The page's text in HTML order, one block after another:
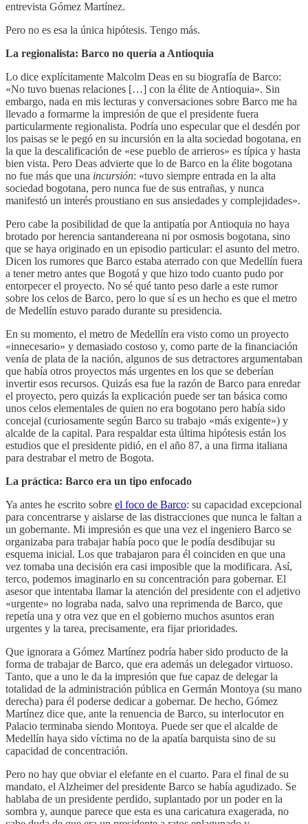
entrevista Gómez Martínez.
Pero no es esa la única hipótesis. Tengo más.
La regionalista: Barco no quería a Antioquia
Lo dice explícitamente Malcolm Deas en su biografía de Barco:
«No tuvo buenas relaciones […] con la élite de Antioquia». Sin
embargo, nada en mis lecturas y conversaciones sobre Barco me ha
llevado a formarme la impresión de que el presidente fuera
particularmente regionalista. Podría uno especular que el desdén por
los paisas se le pegó en su incursión en la alta sociedad bogotana, en
la que la descalificación de «ese pueblo de arrieros» es típica y hasta
bien vista. Pero Deas advierte que lo de Barco en la élite bogotana
no fue más que una incursión: «tuvo siempre entrada en la alta
sociedad bogotana, pero nunca fue de sus entrañas, y nunca
manifestó un interés proustiano en sus ansiedades y complejidades».
Pero cabe la posibilidad de que la antipatía por Antioquia no haya
brotado por herencia santandereana ni por osmosis bogotana, sino
que se haya originado en un episodio particular: el asunto del metro.
Dicen los rumores que Barco estaba aterrado con que Medellín fuera
a tener metro antes que Bogotá y que hizo todo cuanto pudo por
entorpecer el proyecto. No sé qué tanto peso darle a este rumor
sobre los celos de Barco, pero lo que sí es un hecho es que el metro
de Medellín estuvo parado durante su presidencia.
En su momento, el metro de Medellín era visto como un proyecto
«innecesario» y demasiado costoso y, como parte de la financiación
venía de plata de la nación, algunos de sus detractores argumentaban
que había otros proyectos más urgentes en los que se deberían
invertir esos recursos. Quizás esa fue la razón de Barco para enredar
el proyecto, pero quizás la explicación puede ser tan básica como
unos celos elementales de quien no era bogotano pero había sido
concejal (curiosamente según Barco su trabajo «más exigente») y
alcalde de la capital. Para respaldar esta última hipótesis están los
estudios que el presidente pidió, en el año 87, a una firma italiana
para destrabar el metro de Bogota.
La práctica: Barco era un tipo enfocado
Ya antes he escrito sobre el foco de Barco: su capacidad excepcional
para concentrarse y aislarse de las distracciones que nunca le faltan a
un gobernante. Mi impresión es que una vez el ingeniero Barco se
organizaba para trabajar había poco que le podía desdibujar su
esquema inicial. Los que trabajaron para él coinciden en que una
vez tomaba una decisión era casi imposible que la modificara. Así,
terco, podemos imaginarlo en su concentración para gobernar. El
asesor que intentaba llamar la atención del presidente con el adjetivo
«urgente» no lograba nada, salvo una reprimenda de Barco, que
repetía una y otra vez que en el gobierno muchos asuntos eran
urgentes y la tarea, precisamente, era fijar prioridades.
Que ignorara a Gómez Martínez podría haber sido producto de la
forma de trabajar de Barco, que era además un delegador virtuoso.
Tanto, que a uno le da la impresión que fue capaz de delegar la
totalidad de la administración pública en Germán Montoya (su mano
derecha) para él poderse dedicar a gobernar. De hecho, Gómez
Martínez dice que, ante la renuencia de Barco, su interlocutor en
Palacio terminaba siendo Montoya. Puede ser que el alcalde de
Medellín haya sido víctima no de la apatía barquista sino de su
capacidad de concentración.
Pero no hay que obviar el elefante en el cuarto. Para el final de su
mandato, el Alzheimer del presidente Barco se había agudizado. Se
hablaba de un presidente perdido, suplantado por un poder en la
sombra y, aunque parece que esta es una caricatura exagerada, no